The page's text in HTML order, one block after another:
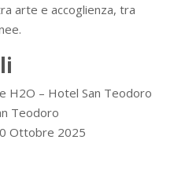
arte e accoglienza, tra
H2O – Hotel San Teodoro
Teodoro
Ottobre 2025